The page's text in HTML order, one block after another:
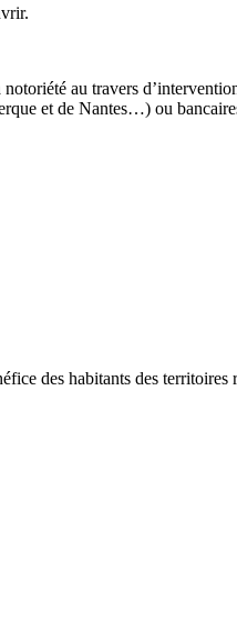
au travers
et de Nantes…) ou
des habitants des